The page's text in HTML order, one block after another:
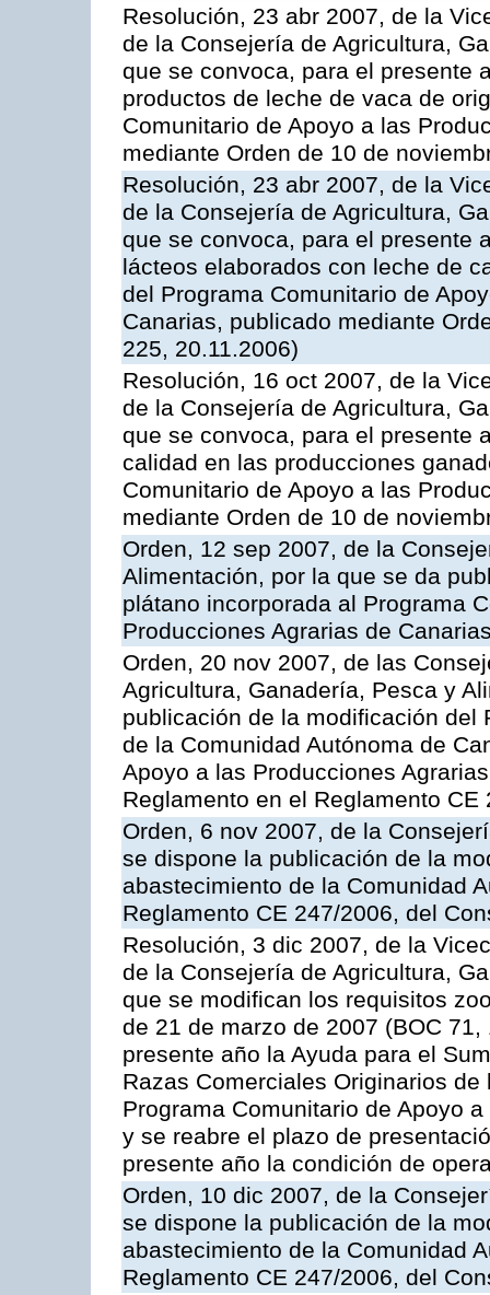
Resolución, 23 abr 2007, de la
de la Consejería de Agricultura,
que se convoca, para el presente
productos de leche de vaca de
Comunitario de Apoyo a las
mediante Orden de 10 de
Resolución, 23 abr 2007, de la
de la Consejería de Agricultura,
que se convoca, para el presente
lácteos elaborados con leche de
del Programa Comunitario de
Canarias, publicado mediante
225, 20.11.2006)
Resolución, 16 oct 2007, de la
de la Consejería de Agricultura,
que se convoca, para el presente
calidad en las producciones
Comunitario de Apoyo a las
mediante Orden de 10 de
Orden, 12 sep 2007, de la
Alimentación, por la que se da
plátano incorporada al Programa
Producciones Agrarias de
Orden, 20 nov 2007, de las
Agricultura, Ganadería, Pesca y
publicación de la modificación del
de la Comunidad Autónoma de
Apoyo a las Producciones
Reglamento en el Reglamento
Orden, 6 nov 2007, de la
se dispone la publicación de la
abastecimiento de la Comunidad
Reglamento CE 247/2006, del
Resolución, 3 dic 2007, de la
de la Consejería de Agricultura,
que se modifican los requisitos
de 21 de marzo de 2007 (BOC
presente año la Ayuda para el
Razas Comerciales Originarios
Programa Comunitario de Apoyo
y se reabre el plazo de
presente año la condición de
Orden, 10 dic 2007, de la
se dispone la publicación de la
abastecimiento de la Comunidad
Reglamento CE 247/2006, del